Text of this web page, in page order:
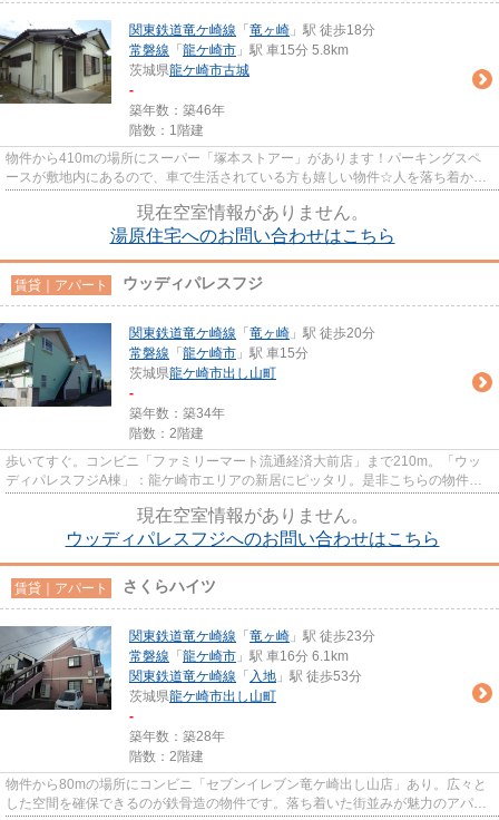
関東鉄道竜ケ崎線 「 竜ヶ崎 」駅 徒歩18分
常磐線 「 龍ケ崎市 」駅 車15分 5.8km
茨城県龍ケ崎市古城
-
築年数：築46年
階数：1階建
物件から410mの場所にスーパー「塚本ストアー」があります！パーキングスペ
ースが敷地内にあるので、車で生活されている方も嬉しい物件☆人を落ち着かせ
現在空室情報がありません。
湯原住宅へのお問い合わせはこちら
賃貸｜アパート ウッディパレスフジ
関東鉄道竜ケ崎線 「 竜ヶ崎 」駅 徒歩20分
常磐線 「 龍ケ崎市 」駅 車15分
茨城県龍ケ崎市出し山町
-
築年数：築34年
階数：2階建
歩いてすぐ。コンビニ「ファミリーマート流通経済大前店」まで210m。「ウッ
ディパレスフジA棟」：龍ケ崎市エリアの新居にピッタリ。是非こちらの物件も
現在空室情報がありません。
ウッディパレスフジへのお問い合わせはこちら
賃貸｜アパート さくらハイツ
関東鉄道竜ケ崎線 「 竜ヶ崎 」駅 徒歩23分
常磐線 「 龍ケ崎市 」駅 車16分 6.1km
関東鉄道竜ケ崎線 「 入地 」駅 徒歩53分
茨城県龍ケ崎市出し山町
-
築年数：築28年
階数：2階建
物件から80mの場所にコンビニ「セブンイレブン竜ケ崎出し山店」あり。広々と
した空間を確保できるのが鉄骨造の物件です。落ち着いた街並みが魅力のアパー